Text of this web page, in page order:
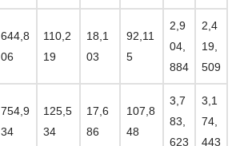
644,8
06
110,2
19
18,1
03
92,11
5
2,9
04,
884
2,4
19,
509
754,9
34
125,5
34
17,6
86
107,8
48
3,7
83,
623
3,1
74,
443